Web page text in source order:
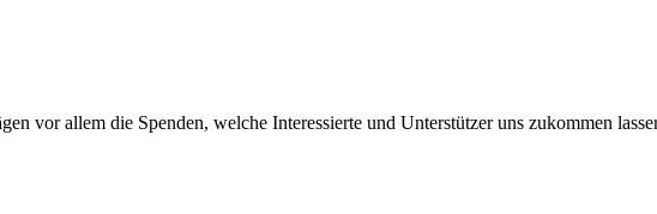
vor allem die Spenden, welche Interessierte und Unterstützer uns zukommen